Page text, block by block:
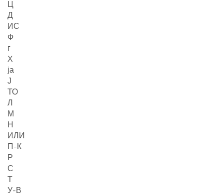
Ц
Д
ИС
Ф
г
Х
ја
Ј
ТО
Л
М
Н
ИЛИ
П-К
Р
С
Т
У-В